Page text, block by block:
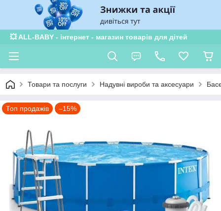
💥 ALL-BABY - інтернет - магазин товарів для дітей
Товари та послуги Надувні вироби та аксесуари
Топ продажів –15%